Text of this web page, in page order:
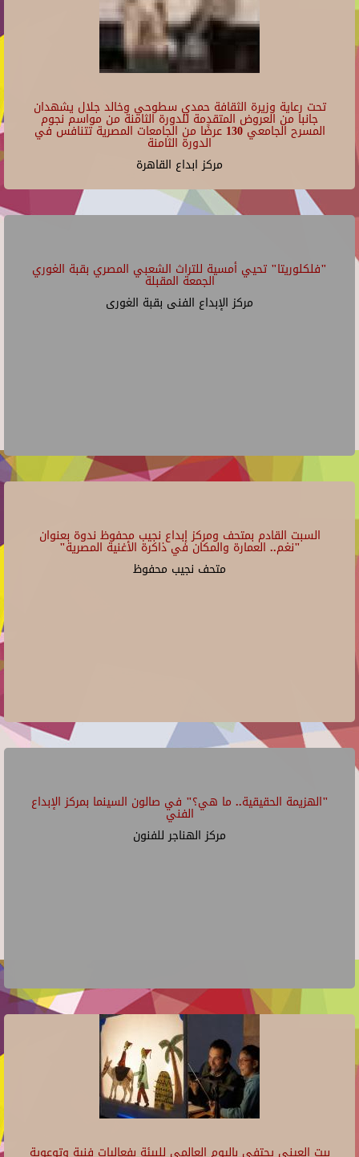
تحت رعاية وزيرة الثقافة حمدي سطوحي وخالد جلال يشهدان
جانبا من العروض المتقدمة للدورة الثامنة من مواسم نجوم
المسرح الجامعي 130 عرضًا من الجامعات المصرية تتنافس في
الدورة الثامنة
مركز ابداع القاهرة
"فلكلوريتا" تحيي أمسية للتراث الشعبي المصري بقبة الغوري
الجمعة المقبلة
مركز الإبداع الفنى بقبة الغورى
السبت القادم بمتحف ومركز إبداع نجيب محفوظ ندوة بعنوان
"نغم.. العمارة والمكان في ذاكرة الأغنية المصرية"
متحف نجيب محفوظ
"الهزيمة الحقيقية.. ما هي؟" في صالون السينما بمركز الإبداع
الفني
مركز الهناجر للفنون